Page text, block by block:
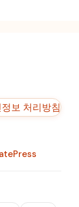
보 처리방침